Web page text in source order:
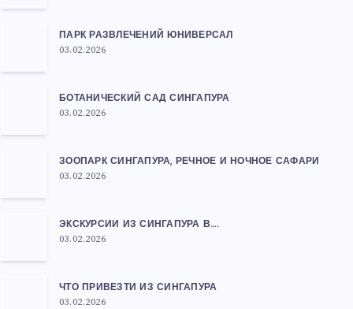
ПАРК РАЗВЛЕЧЕНИЙ ЮНИВЕРСАЛ
03.02.2026
БОТАНИЧЕСКИЙ САД СИНГАПУРА
03.02.2026
ЗООПАРК СИНГАПУРА, РЕЧНОЕ И НОЧНОЕ САФАРИ
03.02.2026
ЭКСКУРСИИ ИЗ СИНГАПУРА В….
03.02.2026
ЧТО ПРИВЕЗТИ ИЗ СИНГАПУРА
03.02.2026